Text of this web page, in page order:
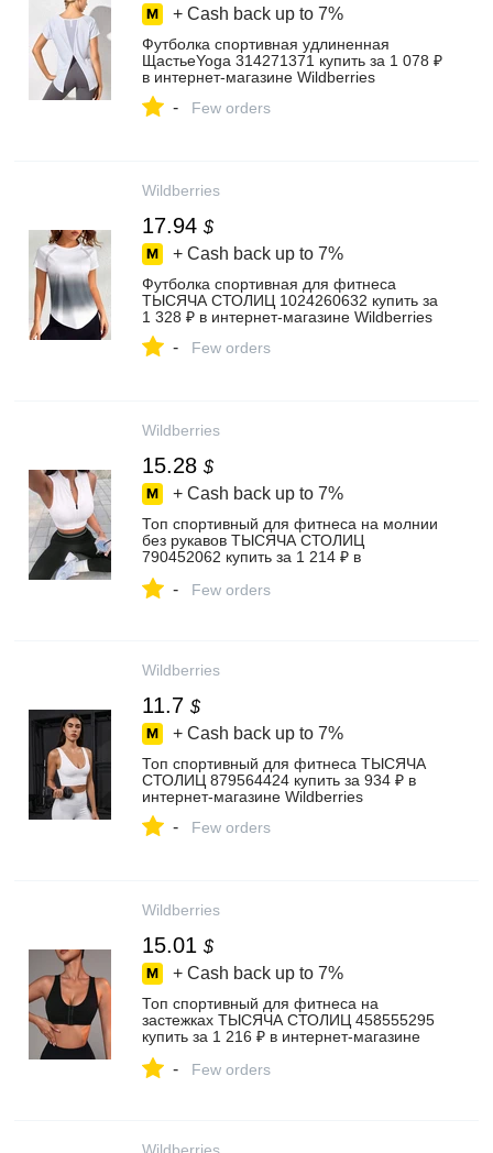
+ Cash back up to 7%
Футболка спортивная удлиненная
ЩастьеYoga 314271371 купить за 1 078 ₽
в интернет‑магазине Wildberries
- Few orders
Wildberries
17.94 $
+ Cash back up to 7%
Футболка спортивная для фитнеса
ТЫСЯЧА СТОЛИЦ 1024260632 купить за
1 328 ₽ в интернет‑магазине Wildberries
- Few orders
Wildberries
15.28 $
+ Cash back up to 7%
Топ спортивный для фитнеса на молнии
без рукавов ТЫСЯЧА СТОЛИЦ
790452062 купить за 1 214 ₽ в
- Few orders
Wildberries
11.7 $
+ Cash back up to 7%
Топ спортивный для фитнеса ТЫСЯЧА
СТОЛИЦ 879564424 купить за 934 ₽ в
интернет‑магазине Wildberries
- Few orders
Wildberries
15.01 $
+ Cash back up to 7%
Топ спортивный для фитнеса на
застежках ТЫСЯЧА СТОЛИЦ 458555295
купить за 1 216 ₽ в интернет‑магазине
- Few orders